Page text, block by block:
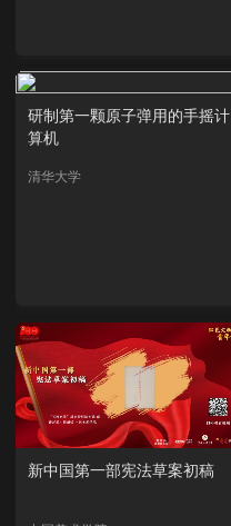
研制第一颗原子弹用的手摇计
算机
清华大学
新中国第一部宪法草案初稿